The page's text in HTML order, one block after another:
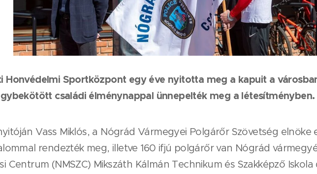
Honvédelmi Sportközpont egy éve nyitotta meg a kapuit a
családi élménynappal ünnepelték meg a létesítményben.
Vass Miklós, a Nógrád Vármegyei Polgárőr Szövetség
rendezték meg, illetve 160 ifjú polgárőr van Nógrád
Centrum (NMSZC) Mikszáth Kálmán Technikum és Szakképző